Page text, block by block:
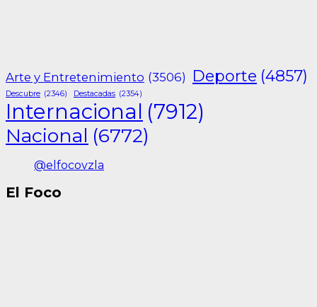
Arte y Entretenimiento (3506) Deporte (4857)
Descubre (2346) Destacadas (2354)
Internacional (7912)
Nacional (6772)
@elfocovzla
El Foco